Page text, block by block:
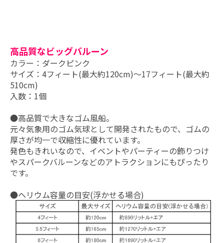
高品質なビッグバルーン
カラー：ダークピンク
サイズ：4フィート(最大約120cm)～17フィート(最大約
510cm)
入数：1個
●高品質で大きなゴム風船。
元々気象用のゴム気球として開発されたもので、ゴムの
厚さが均一で収縮性に優れています。
発色もきれいなので、イベントやパーティーの飾りつけ
やスパークバルーンなどのアトラクションにもぴったり
です。
●ヘリウム容量の目安(浮かせる場合)